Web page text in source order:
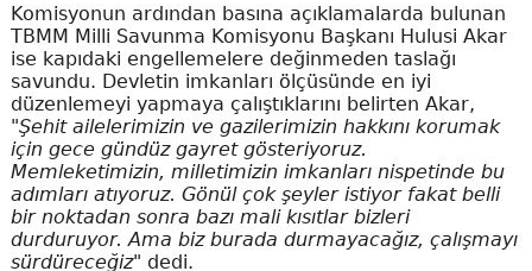
Komisyonun ardından basına açıklamalarda bulunan
TBMM Milli Savunma Komisyonu Başkanı Hulusi Akar
ise kapıdaki engellemelere değinmeden taslağı
savundu. Devletin imkanları ölçüsünde en iyi
düzenlemeyi yapmaya çalıştıklarını belirten Akar,
"Şehit ailelerimizin ve gazilerimizin hakkını korumak
için gece gündüz gayret gösteriyoruz.
Memleketimizin, milletimizin imkanları nispetinde bu
adımları atıyoruz. Gönül çok şeyler istiyor fakat belli
bir noktadan sonra bazı mali kısıtlar bizleri
durduruyor. Ama biz burada durmayacağız, çalışmayı
sürdüreceğiz" dedi.